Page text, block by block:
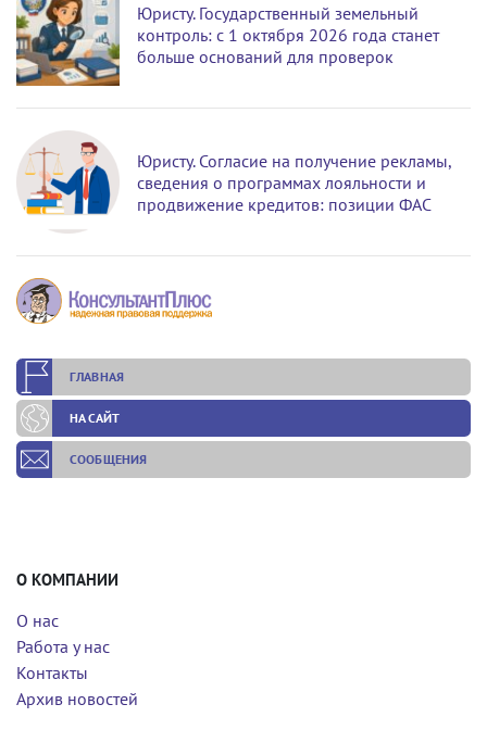
Юристу. Государственный земельный
контроль: с 1 октября 2026 года станет
больше оснований для проверок
Юристу. Согласие на получение рекламы,
сведения о программах лояльности и
продвижение кредитов: позиции ФАС
ГЛАВНАЯ
НА САЙТ
СООБЩЕНИЯ
О КОМПАНИИ
О нас
Работа у нас
Контакты
Архив новостей